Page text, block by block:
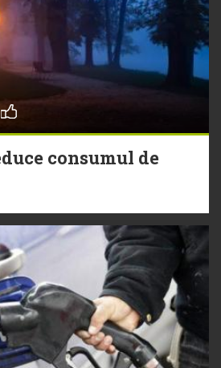
consumul de